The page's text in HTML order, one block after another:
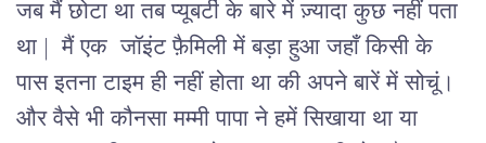
जब मैं छोटा था तब प्यूबर्टी के बारे में ज़्यादा कुछ नहीं पता
था |  मैं एक  जॉइंट फ़ैमिली में बड़ा हुआ जहाँ किसी के
पास इतना टाइम ही नहीं होता था की अपने बारें में सोचूं।
और वैसे भी कौनसा मम्मी पापा ने हमें सिखाया था या